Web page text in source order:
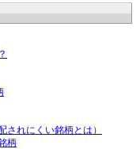
れにくい銘柄とは）
柄